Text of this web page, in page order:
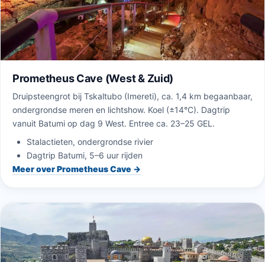
Prometheus Cave (West & Zuid)
Druipsteengrot bij Tskaltubo (Imereti), ca. 1,4 km begaanbaar,
ondergrondse meren en lichtshow. Koel (±14°C). Dagtrip
vanuit Batumi op dag 9 West. Entree ca. 23–25 GEL.
Stalactieten, ondergrondse rivier
Dagtrip Batumi, 5–6 uur rijden
Meer over Prometheus Cave →
Klaar om te starten?
Vraag een gratis reisvoorstel aan
Reisvoorstel